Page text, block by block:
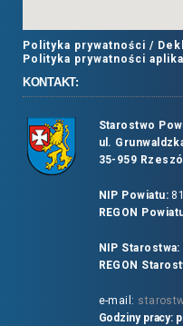
Polityka prywatności /
Polityka prywatności
KONTAKT:
Starostwo
ul.
35-959
NIP Powiatu:
REGON
NIP Starostwa:
REGON
e-mail:
Godziny pracy: